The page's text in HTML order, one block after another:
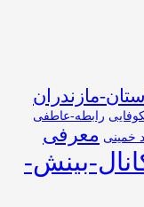
استان-مازندران
رابطه-عاطفی
خمینی معرفی
بینش-